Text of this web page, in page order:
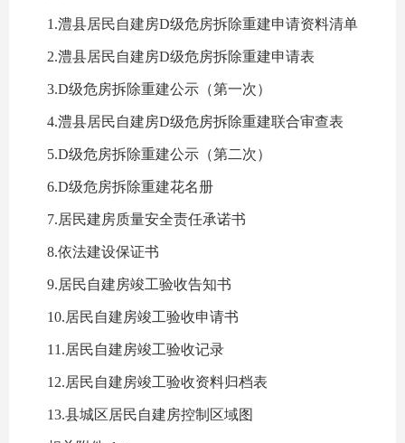
1.澧县居民自建房D级危房拆除重建申请资料清单
2.澧县居民自建房D级危房拆除重建申请表
3.D级危房拆除重建公示（第一次）
4.澧县居民自建房D级危房拆除重建联合审查表
5.D级危房拆除重建公示（第二次）
6.D级危房拆除重建花名册
7.居民建房质量安全责任承诺书
8.依法建设保证书
9.居民自建房竣工验收告知书
10.居民自建房竣工验收申请书
11.居民自建房竣工验收记录
12.居民自建房竣工验收资料归档表
13.县城区居民自建房控制区域图